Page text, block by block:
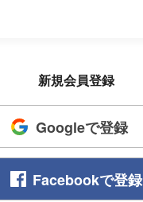
新規会員登録
Googleで登録
Facebookで登録